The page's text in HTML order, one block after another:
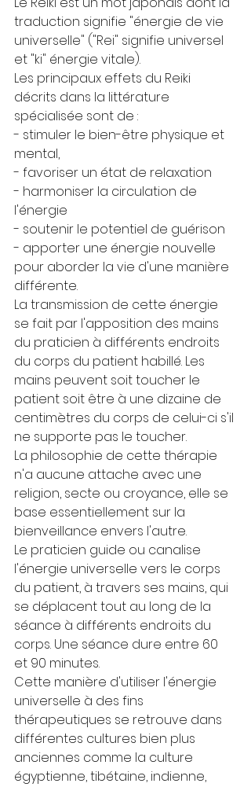
traduction signifie "énergie de vie
universelle" ("Rei" signifie universel
et "ki" énergie vitale).
Les principaux effets du Reiki
décrits dans la littérature
spécialisée sont de :
- stimuler le bien-être physique et
mental,
- favoriser un état de relaxation
- harmoniser la circulation de
l'énergie
- soutenir le potentiel de guérison
- apporter une énergie nouvelle
pour aborder la vie d'une manière
différente.
La transmission de cette énergie
se fait par l'apposition des mains
du praticien à différents endroits
du corps du patient habillé. Les
mains peuvent soit toucher le
patient soit être à une dizaine de
centimètres du corps de celui-ci s'il
ne supporte pas le toucher.
La philosophie de cette thérapie
n'a aucune attache avec une
religion, secte ou croyance, elle se
base essentiellement sur la
bienveillance envers l'autre.
Le praticien guide ou canalise
l'énergie universelle vers le corps
du patient, à travers ses mains, qui
se déplacent tout au long de la
séance à différents endroits du
corps. Une séance dure entre 60
et 90 minutes.
Cette manière d'utiliser l'énergie
universelle à des fins
thérapeutiques se retrouve dans
différentes cultures bien plus
anciennes comme la culture
égyptienne, tibétaine, indienne,